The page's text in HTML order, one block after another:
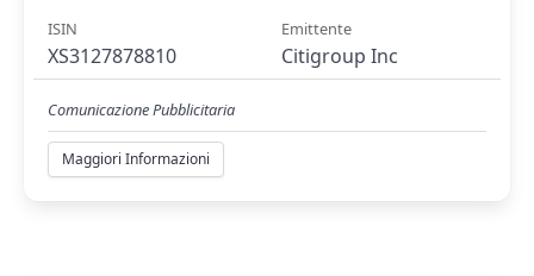
ISIN
XS3127878810
Emittente
Citigroup Inc
Comunicazione Pubblicitaria
Maggiori Informazioni